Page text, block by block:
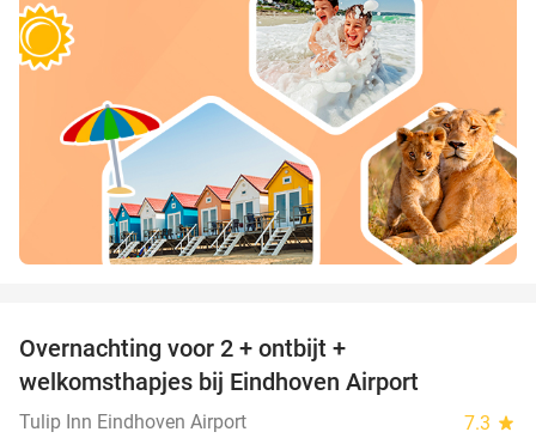
Overnachting voor 2 + ontbijt +
welkomsthapjes bij Eindhoven Airport
Tulip Inn Eindhoven Airport 7.3 star